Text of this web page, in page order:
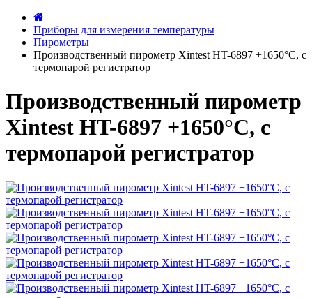
Приборы для измерения температуры
Пирометры
Производственный пирометр Xintest HT-6897 +1650°C, с
термопарой регистратор
Производственный пирометр
Xintest HT-6897 +1650°C, с
термопарой регистратор